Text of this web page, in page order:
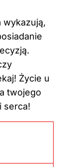
wykazują,
Życie u
twojego
serca!